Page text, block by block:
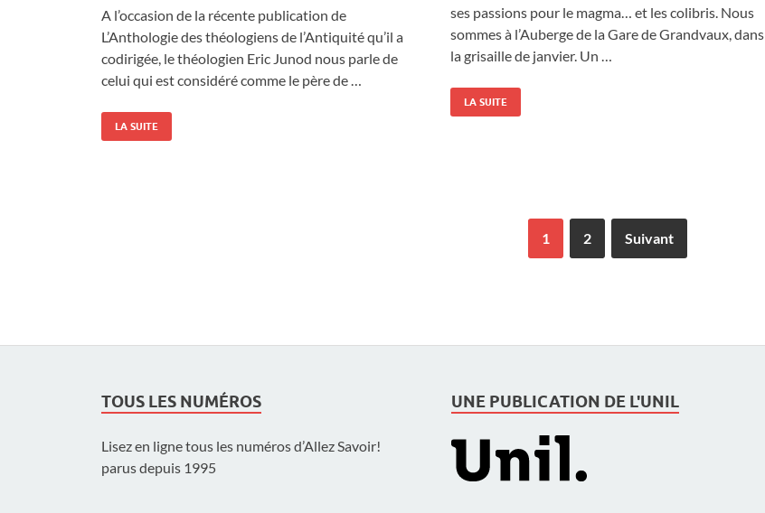
A l’occasion de la récente publication de
L’Anthologie des théologiens de l’Antiquité qu’il a
codirigée, le théologien Eric Junod nous parle de
celui qui est considéré comme le père de …
LA SUITE
ses passions pour le magma… et les colibris. Nous
sommes à l’Auberge de la Gare de Grandvaux, dans
la grisaille de janvier. Un …
LA SUITE
1 2 Suivant
TOUS LES NUMÉROS
Lisez en ligne tous les numéros d’Allez Savoir!
parus depuis 1995
UNE PUBLICATION DE L'UNIL